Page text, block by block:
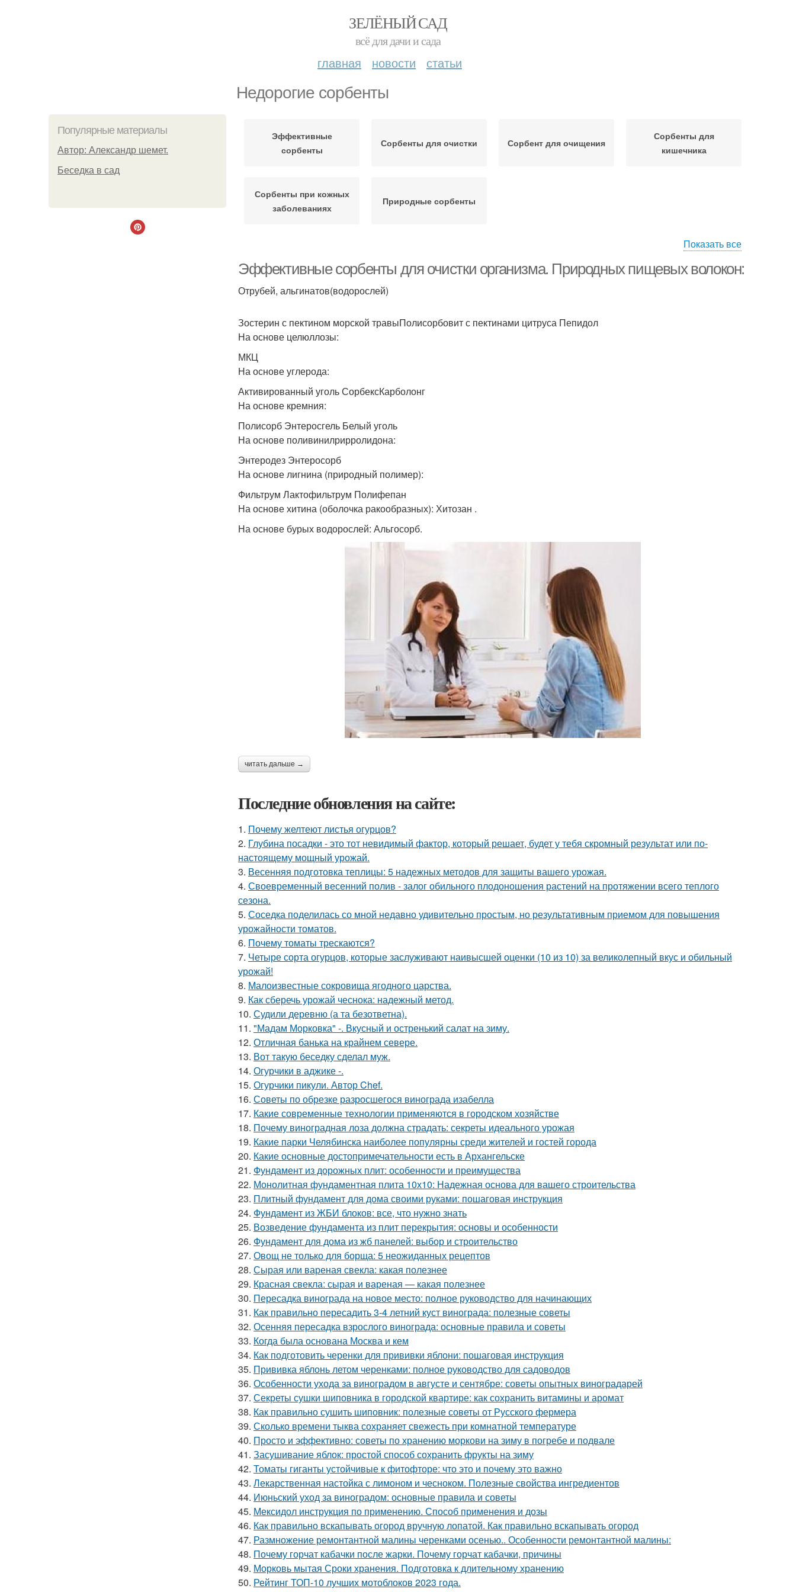
ЗЕЛЁНЫЙ САД
всё для дачи и сада
главная новости статьи
Недорогие сорбенты
Популярные материалы
Автор: Александр шемет.
Беседка в сад
Эффективные
сорбенты
Сорбенты для очистки Сорбент для очищения
Сорбенты для
кишечника
Сорбенты при кожных
заболеваниях
Природные сорбенты
Показать все
Эффективные сорбенты для очистки организма. Природных пищевых волокон:
Отрубей, альгинатов(водорослей)
Зостерин с пектином морской травыПолисорбовит с пектинами цитруса Пепидол
На основе целюллозы:
МКЦ
На основе углерода:
Активированный уголь СорбексКарболонг
На основе кремния:
Полисорб Энтеросгель Белый уголь
На основе поливинилрирролидона:
Энтеродез Энтеросорб
На основе лигнина (природный полимер):
Фильтрум Лактофильтрум Полифепан
На основе хитина (оболочка ракообразных): Хитозан .
На основе бурых водорослей: Альгосорб.
читать дальше →
Последние обновления на сайте:
1. Почему желтеют листья огурцов?
2. Глубина посадки - это тот невидимый фактор, который решает, будет у тебя скромный результат или по-
настоящему мощный урожай.
3. Весенняя подготовка теплицы: 5 надежных методов для защиты вашего урожая.
4. Своевременный весенний полив - залог обильного плодоношения растений на протяжении всего теплого
сезона.
5. Соседка поделилась со мной недавно удивительно простым, но результативным приемом для повышения
урожайности томатов.
6. Почему томаты трескаются?
7. Четыре сорта огурцов, которые заслуживают наивысшей оценки (10 из 10) за великолепный вкус и обильный
урожай!
8. Малоизвестные сокровища ягодного царства.
9. Как сберечь урожай чеснока: надежный метод.
10. Судили деревню (а та безответна).
11. "Мадам Морковка" -. Вкусный и остренький салат на зиму.
12. Отличная банька на крайнем севере.
13. Вот такую беседку сделал муж.
14. Огурчики в аджике -.
15. Огурчики пикули. Автор Chef.
16. Советы по обрезке разросшегося винограда изабелла
17. Какие современные технологии применяются в городском хозяйстве
18. Почему виноградная лоза должна страдать: секреты идеального урожая
19. Какие парки Челябинска наиболее популярны среди жителей и гостей города
20. Какие основные достопримечательности есть в Архангельске
21. Фундамент из дорожных плит: особенности и преимущества
22. Монолитная фундаментная плита 10х10: Надежная основа для вашего строительства
23. Плитный фундамент для дома своими руками: пошаговая инструкция
24. Фундамент из ЖБИ блоков: все, что нужно знать
25. Возведение фундамента из плит перекрытия: основы и особенности
26. Фундамент для дома из жб панелей: выбор и строительство
27. Овощ не только для борща: 5 неожиданных рецептов
28. Сырая или вареная свекла: какая полезнее
29. Красная свекла: сырая и вареная — какая полезнее
30. Пересадка винограда на новое место: полное руководство для начинающих
31. Как правильно пересадить 3-4 летний куст винограда: полезные советы
32. Осенняя пересадка взрослого винограда: основные правила и советы
33. Когда была основана Москва и кем
34. Как подготовить черенки для прививки яблони: пошаговая инструкция
35. Прививка яблонь летом черенками: полное руководство для садоводов
36. Особенности ухода за виноградом в августе и сентябре: советы опытных виноградарей
37. Секреты сушки шиповника в городской квартире: как сохранить витамины и аромат
38. Как правильно сушить шиповник: полезные советы от Русского фермера
39. Сколько времени тыква сохраняет свежесть при комнатной температуре
40. Просто и эффективно: советы по хранению моркови на зиму в погребе и подвале
41. Засушивание яблок: простой способ сохранить фрукты на зиму
42. Томаты гиганты устойчивые к фитофторе: что это и почему это важно
43. Лекарственная настойка с лимоном и чесноком. Полезные свойства ингредиентов
44. Июньский уход за виноградом: основные правила и советы
45. Мексидол инструкция по применению. Способ применения и дозы
46. Как правильно вскапывать огород вручную лопатой. Как правильно вскапывать огород
47. Размножение ремонтантной малины черенками осенью.. Особенности ремонтантной малины:
48. Почему горчат кабачки после жарки. Почему горчат кабачки, причины
49. Морковь мытая Сроки хранения. Подготовка к длительному хранению
50. Рейтинг ТОП-10 лучших мотоблоков 2023 года.